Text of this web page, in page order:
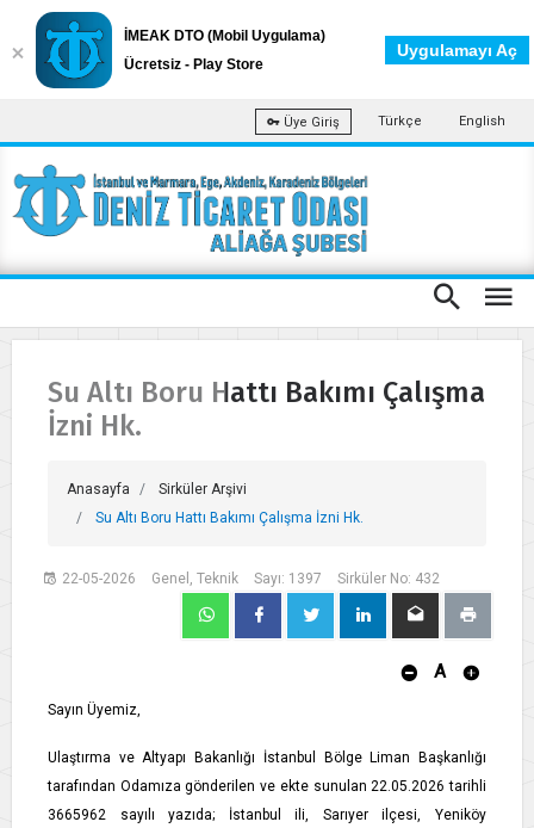
Üye Giriş Türkçe English
Su Altı Boru Hattı Bakımı Çalışma
İzni Hk.
Anasayfa
Sirküler Arşivi
Su Altı Boru Hattı Bakımı Çalışma İzni Hk.
22-05-2026 Genel, Teknik Sayı: 1397 Sirküler No: 432
A
Sayın Üyemiz,
Ulaştırma ve Altyapı Bakanlığı İstanbul Bölge Liman Başkanlığı
tarafından Odamıza gönderilen ve ekte sunulan 22.05.2026 tarihli
3665962 sayılı yazıda; İstanbul ili, Sarıyer ilçesi, Yeniköy
İMEAK DTO (Mobil Uygulama)
Ücretsiz - Play Store
Uygulamayı Aç